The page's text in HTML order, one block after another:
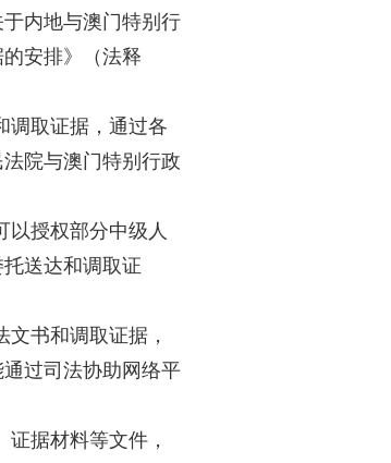
内地与澳门特别行
安排》（法释
调取证据，通过各
院与澳门特别行政
以授权部分中级人
送达和调取证
书和调取证据，
过司法协助网络平
据材料等文件，